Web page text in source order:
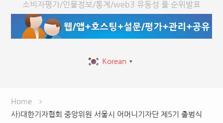
소비자평가/인물정보/통계/web3 유동성 풀 순위발표
Korean ▼
Home
사)대한기자협회 중앙위원 서울시 어머니기자단 제5기 출범식